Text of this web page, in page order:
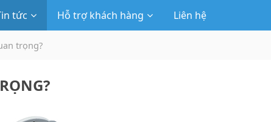
tức Hỗ trợ khách hàng Liên hệ
trọng?